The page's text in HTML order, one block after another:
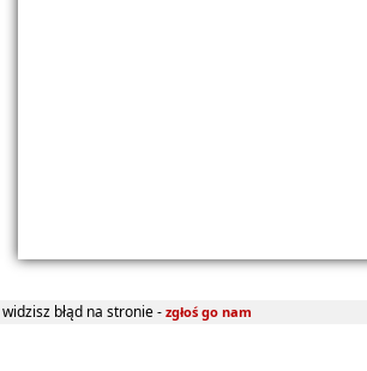
widzisz błąd na stronie - zgłoś go nam